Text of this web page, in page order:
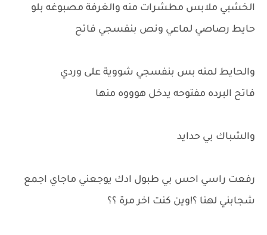
الخشبي ملابس مطشرات منه والغرفة مصبوغه بلو
حايط رصاصي لماعي ونص بنفسجي فاتح
والحايط لمنه بس بنفسجي شووية على وردي
فاتح البرده مفتوحه يدخل هوووه منها
والشباك بي حدايد
رفعت راسي احس بي طبول ادك يوجعني ماجاي اجمع
شجابني لهنا ؟!وين كنت اخر مرة ؟؟